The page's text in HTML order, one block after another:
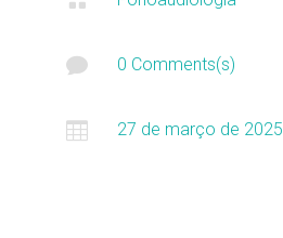
 0 Comments(s)
 27 de março de 2025